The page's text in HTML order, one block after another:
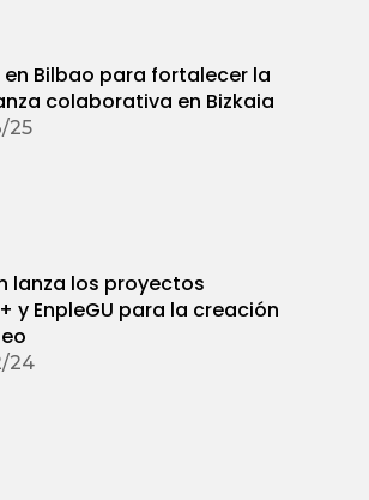
en Bilbao para fortalecer la
colaborativa en Bizkaia
25
lanza los proyectos
y EnpleGU para la creación
24